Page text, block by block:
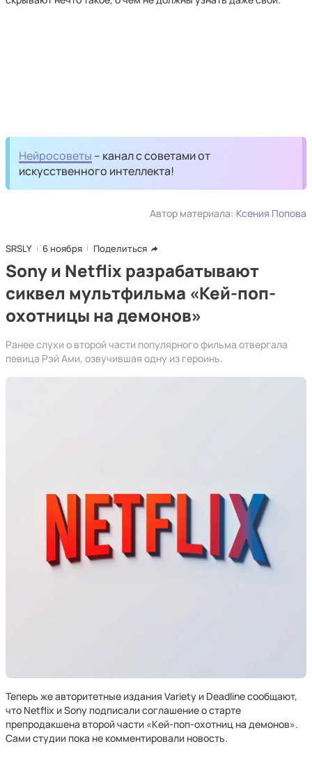
Нейросоветы – канал с советами от
искусственного интеллекта!
Автор материала: Ксения Попова
SRSLY 6 ноября Поделиться
Sony и Netflix разрабатывают
сиквел мультфильма «Кей-поп-
охотницы на демонов»
Ранее слухи о второй части популярного фильма отвергала
певица Рэй Ами, озвучившая одну из героинь.
Теперь же авторитетные издания Variety и Deadline сообщают,
что Netflix и Sony подписали соглашение о старте
препродакшена второй части «Кей-поп-охотниц на демонов».
Сами студии пока не комментировали новость.